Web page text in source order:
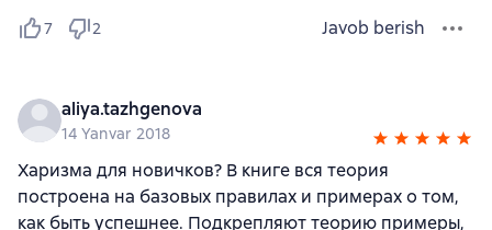
7 2 Javob berish
aliya.tazhgenova
14 Yanvar 2018
Харизма для новичков? В книге вся теория
построена на базовых правилах и примерах о том,
как быть успешнее. Подкрепляют теорию примеры,